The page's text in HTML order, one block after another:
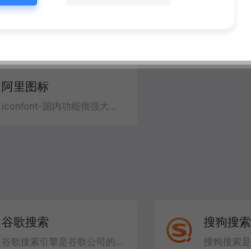
创客贴
阿里图标
iconfont-国内功能很强大且图标内容很丰富的矢量图标库,提供矢量图标下载、在线存储、格式转换等功能。阿…
谷歌搜索
谷歌搜索引擎是谷歌公司的主要产品，也是世界上最大的搜索引擎之一，由两名斯坦福大学的理学博士生拉里·佩…
搜狗搜索